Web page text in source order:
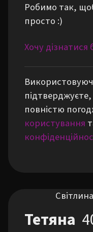
Робимо так,
просто :)
Хочу дізнатися
повністю
користування
Тетяна